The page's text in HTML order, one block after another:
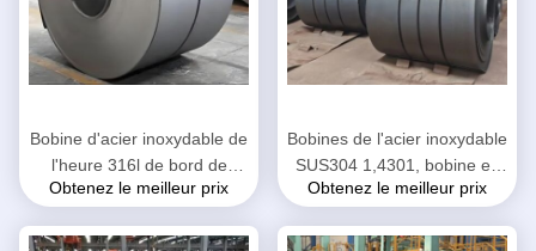
Bobine d'acier inoxydable de
l'heure 316l de bord de
moulin finition de la largeur
Obtenez le meilleur prix
Bobines de l'acier inoxydable
SUS304 1,4301, bobine en
acier roulée épaisse de 2,68
Obtenez le meilleur prix